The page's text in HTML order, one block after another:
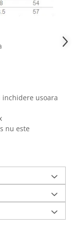
usoara
nu este